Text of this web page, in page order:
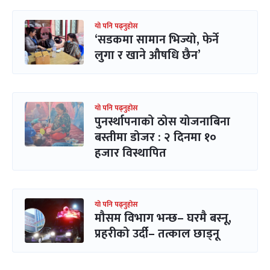
यो पनि पढ्नुहोस
‘सडकमा सामान भिज्यो, फेर्ने
लुगा र खाने औषधि छैन’
यो पनि पढ्नुहोस
पुनर्स्थापनाको ठोस योजनाबिना
बस्तीमा डोजर : २ दिनमा १०
हजार विस्थापित
यो पनि पढ्नुहोस
मौसम विभाग भन्छ– घरमै बस्नू,
प्रहरीको उर्दी– तत्काल छाड्नू